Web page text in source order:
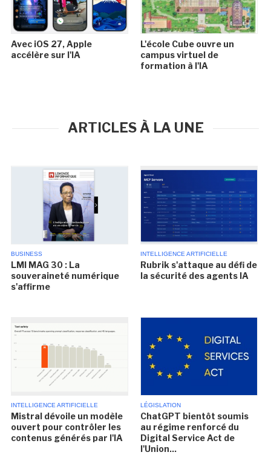
Avec iOS 27, Apple
accélère sur l'IA
L'école Cube ouvre un
campus virtuel de
formation à l'IA
ARTICLES À LA UNE
BUSINESS
LMI MAG 30 : La
souveraineté numérique
s'affirme
INTELLIGENCE ARTIFICIELLE
Rubrik s'attaque au défi de
la sécurité des agents IA
INTELLIGENCE ARTIFICIELLE
Mistral dévoile un modèle
ouvert pour contrôler les
contenus générés par l'IA
LÉGISLATION
ChatGPT bientôt soumis
au régime renforcé du
Digital Service Act de
l'Union...